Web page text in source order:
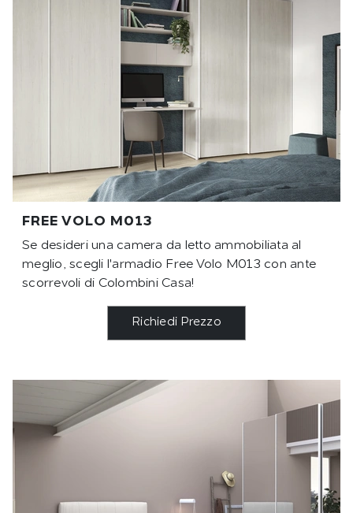
FREE VOLO M013
Se desideri una camera da letto ammobiliata al
meglio, scegli l'armadio Free Volo M013 con ante
scorrevoli di Colombini Casa!
Richiedi Prezzo